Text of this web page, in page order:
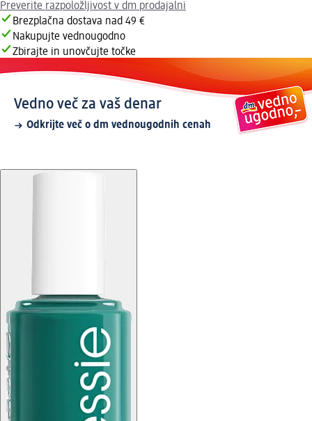
Preverite razpoložljivost v dm prodajalni
Brezplačna dostava nad 49 €
Nakupujte vednougodno
Zbirajte in unovčujte točke
Vedno več za vaš denar
Odkrijte več o dm vednougodnih cenah